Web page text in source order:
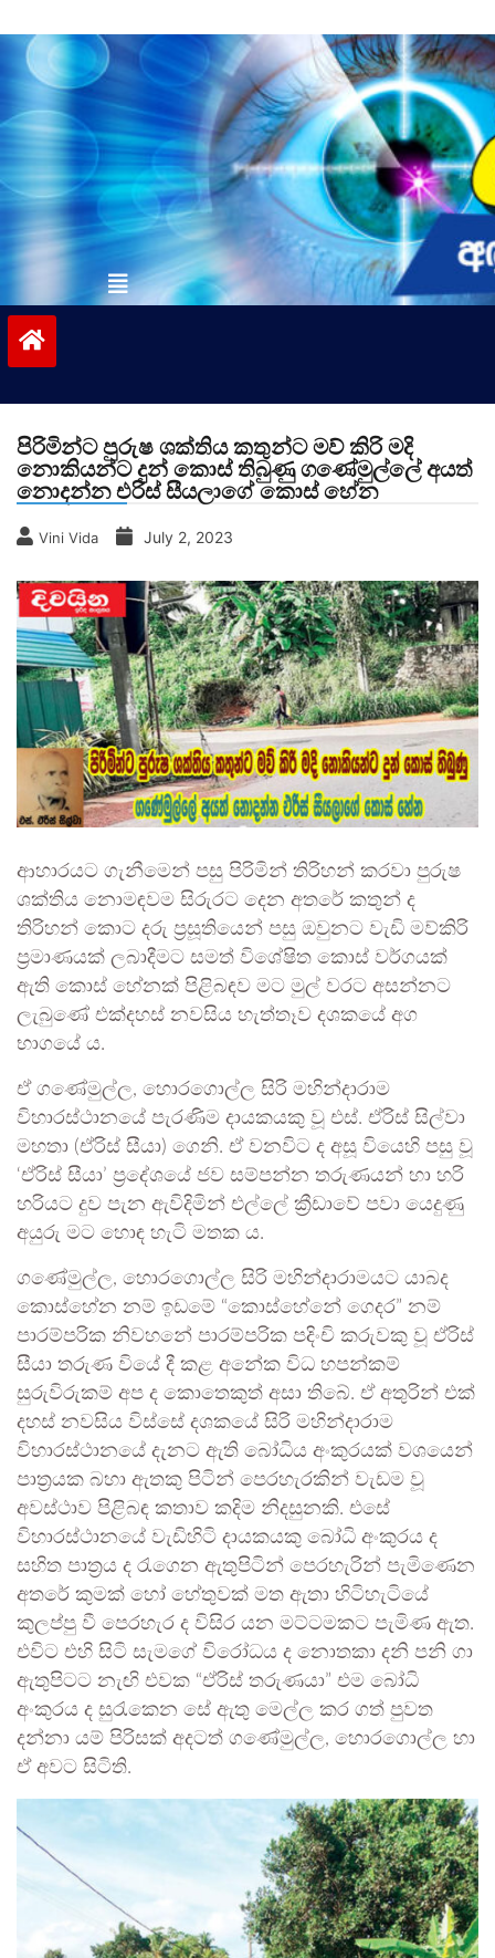
to
contentvinivida.lk
පිරිමින්ට පුරුෂ ශක්තිය කතුන්ට මව් කිරි මදි
නොකියන්ට දුන් කොස් තිබුණු ගණේමුල්ලේ අයත්
නොදන්න එරිස් සීයලාගේ කොස් හේන
Vini Vida July 2, 2023
ආහාරයට ගැනීමෙන් පසු පිරිමින් තිරිහන් කරවා පුරුෂ
ශක්තිය නොමඳවම සිරුරට දෙන අතරේ කතුන් ද
තිරිහන් කොට දරු ප්‍රසූතියෙන් පසු ඔවුනට වැඩි මව්කිරි
ප්‍රමාණයක් ලබාදීමට සමත් විශේෂිත කොස් වර්ගයක්
ඇති කොස් හේනක් පිළිබඳව මට මුල් වරට අසන්නට
ලැබුණේ එක්දහස් නවසිය හැත්තෑව දශකයේ අග
භාගයේ ය.
ඒ ගණේමුල්ල, හොරගොල්ල සිරි මහින්දාරාම
විහාරස්ථානයේ පැරණිම දායකයකු වූ එස්. ඒරිස් සිල්වා
මහතා (ඒරිස් සීයා) ගෙනි. ඒ වනවිට ද අසූ වියෙහි පසු වූ
‘ඒරිස් සීයා’ ප්‍රදේශයේ ජව සම්පන්න තරුණයන් හා හරි
හරියට දුව පැන ඇවිදිමින් එල්ලේ ක්‍රීඩාවේ පවා යෙදුණු
අයුරු මට හොඳ හැටි මතක ය.
ගණේමුල්ල, හොරගොල්ල සිරි මහින්දාරාමයට යාබද
කොස්හේන නම් ඉඩමේ “කොස්හේනේ ගෙදර” නම්
පාරම්පරික නිවහනේ පාරම්පරික පදිංචි කරුවකු වූ ඒරිස්
සීයා තරුණ වියේ දී කළ අනේක විධ හපන්කම්
සුරුවිරුකම් අප ද කොතෙකුත් අසා තිබේ. ඒ අතුරින් එක්
දහස් නවසිය විස්සේ දශකයේ සිරි මහින්දාරාම
විහාරස්ථානයේ දැනට ඇති බෝධිය අංකුරයක් වශයෙන්
පාත්‍රයක බහා ඇතකු පිටින් පෙරහැරකින් වැඩම වූ
අවස්ථාව පිළිබඳ කතාව කදිම නිදසුනකි. එසේ
විහාරස්ථානයේ වැඩිහිටි දායකයකු බෝධි අංකුරය ද
සහිත පාත්‍රය ද රැගෙන ඇතුපිටින් පෙරහැරින් පැමිණෙන
අතරේ කුමක් හෝ හේතුවක් මත ඇතා හිටිහැටියේ
කුලප්පු වී පෙරහැර ද විසිර යන මට්ටමකට පැමිණ ඇත.
එවිට එහි සිටි සැමගේ විරෝධය ද නොතකා දනි පනි ගා
ඇතුපිටට නැඟි එවක “ඒරිස් තරුණයා” එම බෝධි
අංකුරය ද සුරැකෙන සේ ඇතු මෙල්ල කර ගත් පුවත
දන්නා යම් පිරිසක් අදටත් ගණේමුල්ල, හොරගොල්ල හා
ඒ අවට සිටිති.